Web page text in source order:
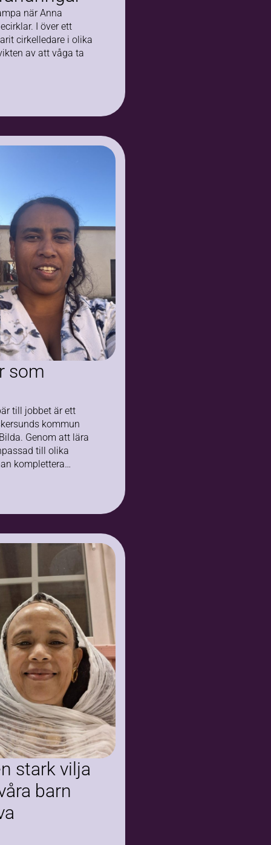
när Anna
I över ett
cirkelledare i olika
av att våga ta
som
till jobbet är ett
kommun
Genom att lära
till olika
komplettera
stark vilja
barn